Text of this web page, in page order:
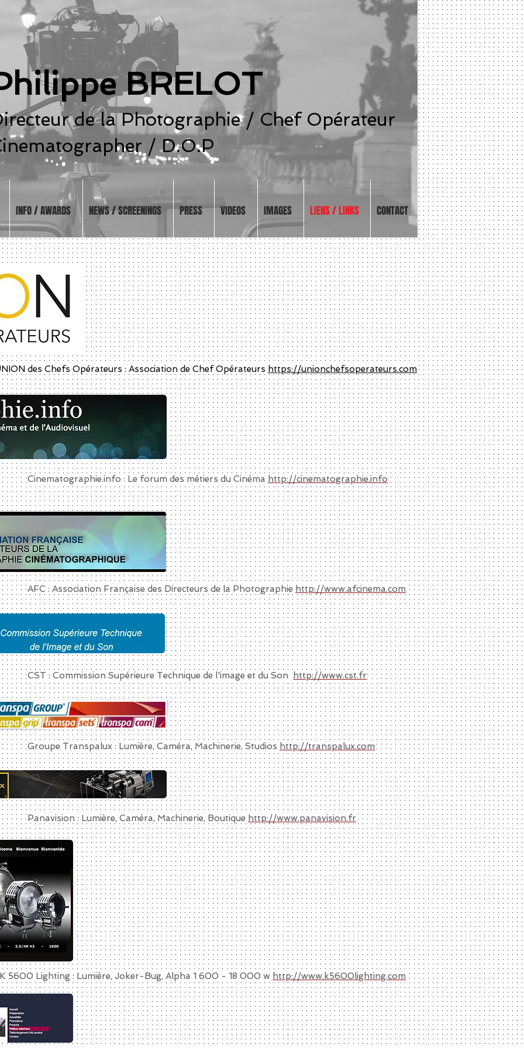
INFO / AWARDS NEWS / SCREENINGS PRESS VIDEOS IMAGES LIENS / LINKS CONTACT
BRELOT
de la Photographie / Chef Opérateur
/ D.O.P
des Chefs Opérateurs : Association de Chef Opérateurs https://unionchefsoperateurs.com
Cinematographie.info : Le forum des métiers du Cinéma http://cinematographie.info
AFC : Association Française des Directeurs de la Photographie http://www.afcinema.com
CST : Commission Supérieure Technique de l'image et du Son http://www.cst.fr
Groupe Transpalux : Lumière, Caméra, Machinerie, Studios http://transpalux.com
Panavision : Lumière, Caméra, Machinerie, Boutique http://www.panavision.fr
K 5600 Lighting : Lumière, Joker-Bug, Alpha 1 600 - 18 000 w http://www.k5600lighting.com